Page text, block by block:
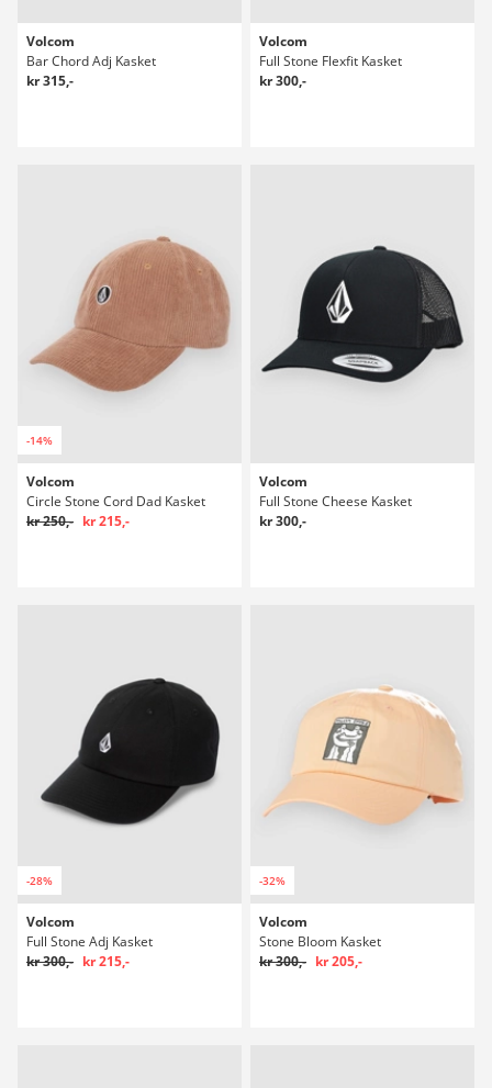
Volcom
Bar Chord Adj Kasket
kr 315,-
Volcom
Full Stone Flexfit Kasket
kr 300,-
-14%
Volcom
Circle Stone Cord Dad Kasket
kr 250,- kr 215,-
Volcom
Full Stone Cheese Kasket
kr 300,-
-28%
Volcom
Full Stone Adj Kasket
kr 300,- kr 215,-
-32%
Volcom
Stone Bloom Kasket
kr 300,- kr 205,-